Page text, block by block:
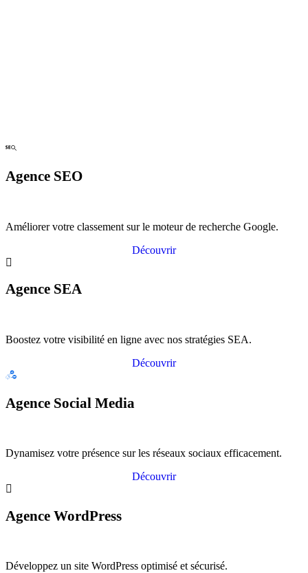
Agence SEO
Améliorer votre classement sur le moteur de recherche Google.
Découvrir
Agence SEA
Boostez votre visibilité en ligne avec nos stratégies SEA.
Découvrir
Agence Social Media
Dynamisez votre présence sur les réseaux sociaux efficacement.
Découvrir
Agence WordPress
Développez un site WordPress optimisé et sécurisé.